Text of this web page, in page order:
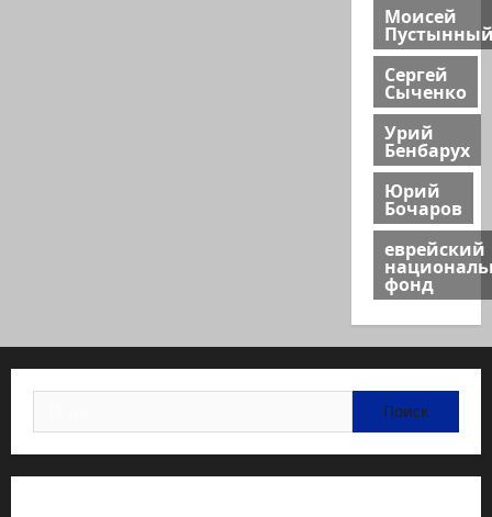
Моисей
Сергей
Сыченко
Урий
Бенбарух
Юрий
Бочаров
еврейский
фонд